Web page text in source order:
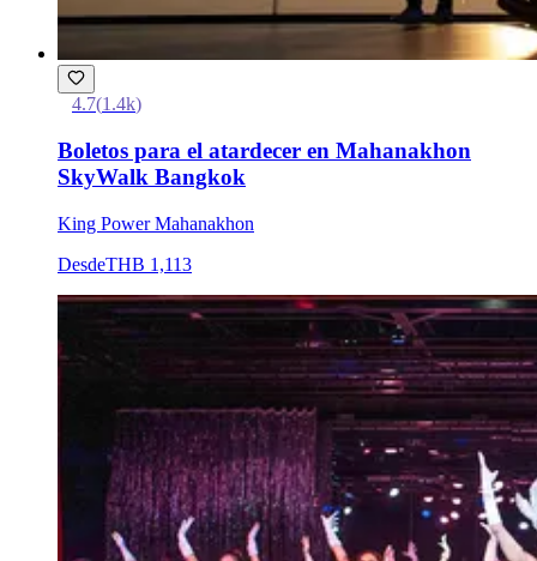
4.7(1.4k)
Boletos para el atardecer en Mahanakhon
SkyWalk Bangkok
King Power Mahanakhon
DesdeTHB 1,113